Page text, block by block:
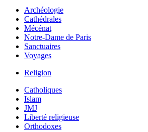
Archéologie
Cathédrales
Mécénat
Notre-Dame de Paris
Sanctuaires
Voyages
Religion
Catholiques
Islam
JMJ
Liberté religieuse
Orthodoxes